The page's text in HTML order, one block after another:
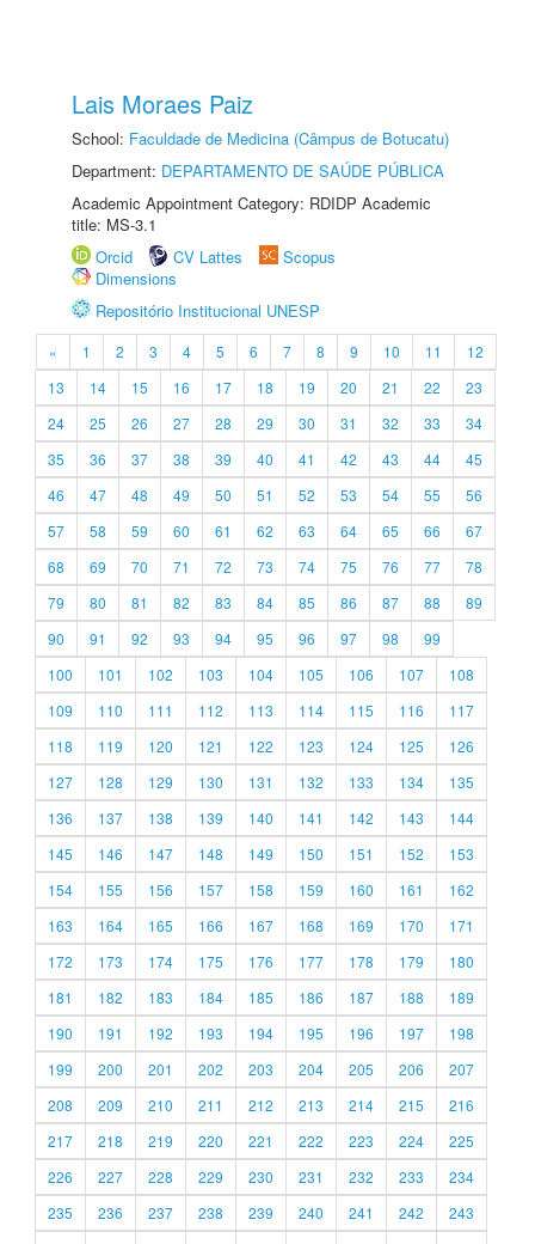
Lais Moraes Paiz
School: Faculdade de Medicina (Câmpus de Botucatu)
Department: DEPARTAMENTO DE SAÚDE PÚBLICA
Academic Appointment Category: RDIDP Academic
title: MS-3.1
Orcid
CV Lattes
Scopus
Dimensions
Repositório Institucional UNESP
« 1 2 3 4 5 6 7 8 9 10 11
12
13
14 15 16 17 18 19 20 21 22
23
24
25 26 27 28 29 30 31 32 33
34
35
36 37 38 39 40 41 42 43 44
45
46
47 48 49 50 51 52 53 54 55
56
57
58 59 60 61 62 63 64 65 66
67
68
69 70 71 72 73 74 75 76 77
78
79
80 81 82 83 84 85 86 87 88
89
90
91 92 93 94 95 96 97 98
99
100
101 102 103 104 105 106 107
108
109
110 111 112 113 114 115 116
117
118
119 120 121 122 123 124 125
126
127
128 129 130 131 132 133 134
135
136
137 138 139 140 141 142 143
144
145
146 147 148 149 150 151 152
153
154
155 156 157 158 159 160 161
162
163
164 165 166 167 168 169 170
171
172
173 174 175 176 177 178 179
180
181
182 183 184 185 186 187 188
189
190
191 192 193 194 195 196 197
198
199
200 201 202 203 204 205 206
207
208
209 210 211 212 213 214 215
216
217
218 219 220 221 222 223 224
225
226
227 228 229 230 231 232 233
234
235
236 237 238 239 240 241 242
243